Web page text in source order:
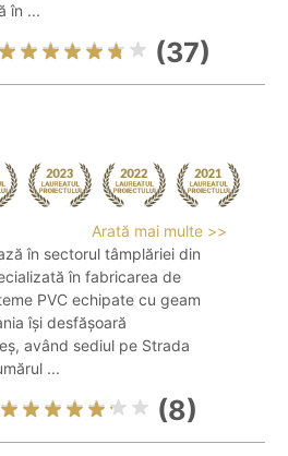
în ...
(37)
Arată mai multe >>
în sectorul tâmplăriei din
în fabricarea de
PVC echipate cu geam
își desfășoară
având sediul pe Strada
...
(8)